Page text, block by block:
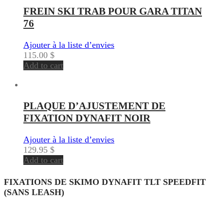
FREIN SKI TRAB POUR GARA TITAN
76
Ajouter à la liste d’envies
115.00 $
Add to cart
PLAQUE D’AJUSTEMENT DE
FIXATION DYNAFIT NOIR
Ajouter à la liste d’envies
129.95 $
Add to cart
FIXATIONS DE SKIMO DYNAFIT TLT SPEEDFIT
(SANS LEASH)